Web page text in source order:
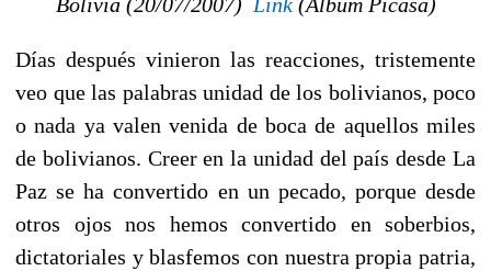
Días después vinieron las reacciones, tristemente
veo que las palabras unidad de los bolivianos, poco
o nada ya valen venida de boca de aquellos miles
de bolivianos. Creer en la unidad del país desde La
Paz se ha convertido en un pecado, porque desde
otros ojos nos hemos convertido en soberbios,
dictatoriales y blasfemos con nuestra propia patria,